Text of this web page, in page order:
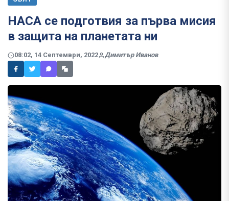
НАСА се подготвия за първа мисия
в защита на планетата ни
08:02, 14 Септември, 2022 Димитър Иванов